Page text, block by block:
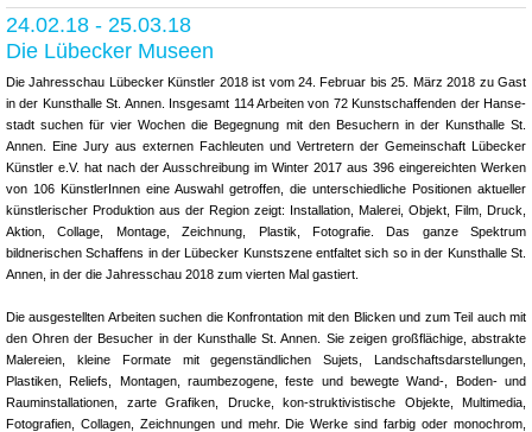
24.02.18 - 25.03.18
Die Lübecker Museen
Die Jahresschau Lübecker Künstler 2018 ist vom 24. Februar bis 25. März 2018 zu Gast
in der Kunsthalle St. Annen. Insgesamt 114 Arbeiten von 72 Kunstschaffenden der Hanse-
stadt suchen für vier Wochen die Begegnung mit den Besuchern in der Kunsthalle St.
Annen. Eine Jury aus externen Fachleuten und Vertretern der Gemeinschaft Lübecker
Künstler e.V. hat nach der Ausschreibung im Winter 2017 aus 396 eingereichten Werken
von 106 KünstlerInnen eine Auswahl getroffen, die unterschiedliche Positionen aktueller
künstlerischer Produktion aus der Region zeigt: Installation, Malerei, Objekt, Film, Druck,
Aktion, Collage, Montage, Zeichnung, Plastik, Fotografie. Das ganze Spektrum
bildnerischen Schaffens in der Lübecker Kunstszene entfaltet sich so in der Kunsthalle St.
Annen, in der die Jahresschau 2018 zum vierten Mal gastiert.
Die ausgestellten Arbeiten suchen die Konfrontation mit den Blicken und zum Teil auch mit
den Ohren der Besucher in der Kunsthalle St. Annen. Sie zeigen großflächige, abstrakte
Malereien, kleine Formate mit gegenständlichen Sujets, Landschaftsdarstellungen,
Plastiken, Reliefs, Montagen, raumbezogene, feste und bewegte Wand-, Boden- und
Rauminstallationen, zarte Grafiken, Drucke, kon-struktivistische Objekte, Multimedia,
Fotografien, Collagen, Zeichnungen und mehr. Die Werke sind farbig oder monochrom,